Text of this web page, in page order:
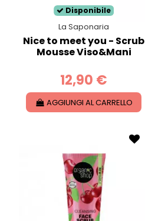
Disponibile
La Saponaria
Nice to meet you - Scrub
Mousse Viso&Mani
12,90 €
AGGIUNGI AL CARRELLO